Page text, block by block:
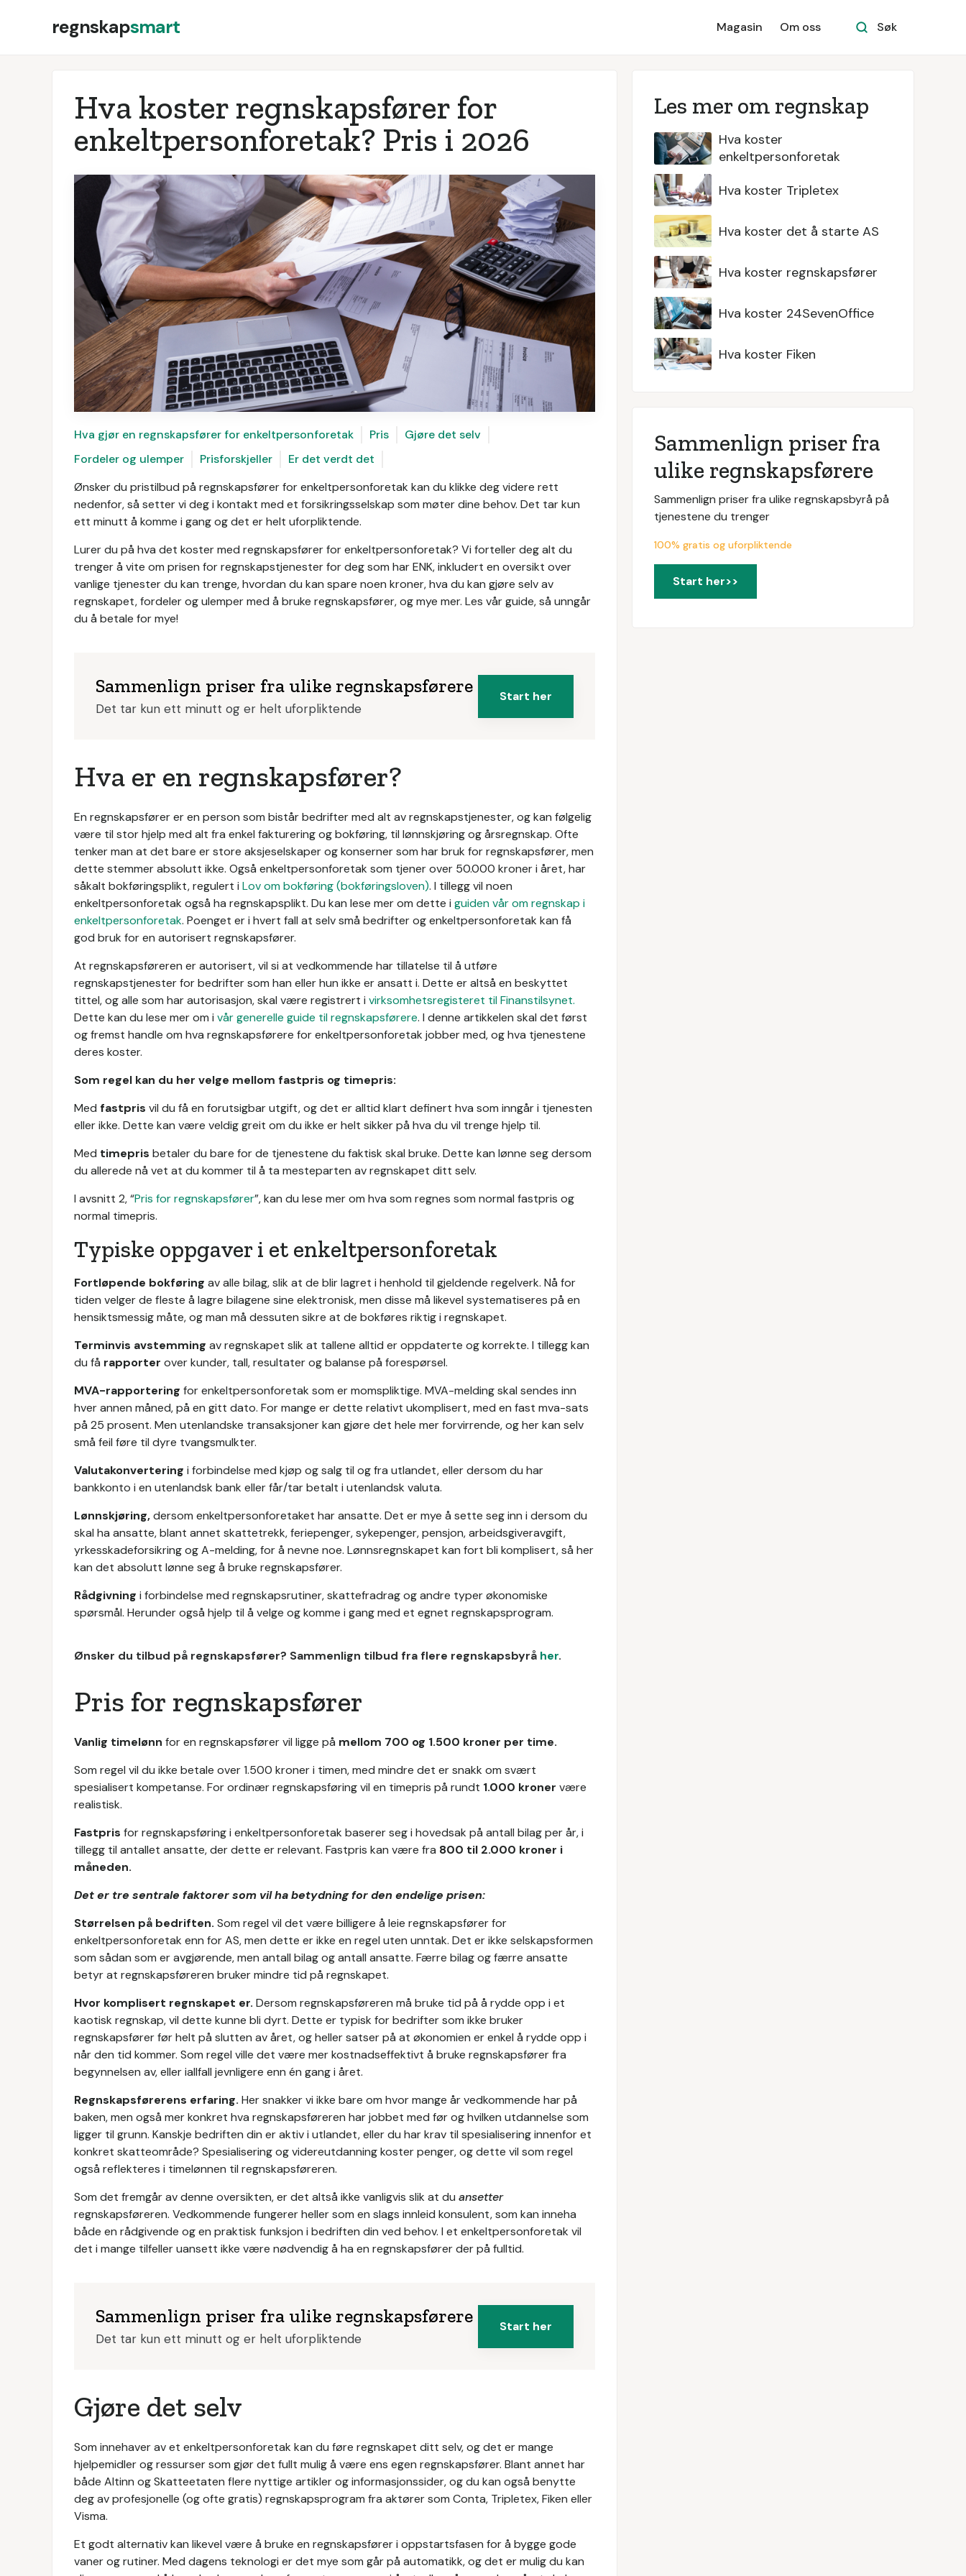
regnskapsmart Magasin Om oss Søk
Hva koster regnskapsfører for
enkeltpersonforetak? Pris i 2026
Hva gjør en regnskapsfører for enkeltpersonforetak Pris
Gjøre det selv
Fordeler og ulemper
Prisforskjeller
Er det verdt det
Ønsker du pristilbud på regnskapsfører for enkeltpersonforetak kan du klikke deg videre rett
nedenfor, så setter vi deg i kontakt med et forsikringsselskap som møter dine behov. Det tar kun
ett minutt å komme i gang og det er helt uforpliktende.
Lurer du på hva det koster med regnskapsfører for enkeltpersonforetak? Vi forteller deg alt du
trenger å vite om prisen for regnskapstjenester for deg som har ENK, inkludert en oversikt over
vanlige tjenester du kan trenge, hvordan du kan spare noen kroner, hva du kan gjøre selv av
regnskapet, fordeler og ulemper med å bruke regnskapsfører, og mye mer. Les vår guide, så unngår
du å betale for mye!
Sammenlign priser fra ulike regnskapsførere
Det tar kun ett minutt og er helt uforpliktende
Start her
Hva er en regnskapsfører?
En regnskapsfører er en person som bistår bedrifter med alt av regnskapstjenester, og kan følgelig
være til stor hjelp med alt fra enkel fakturering og bokføring, til lønnskjøring og årsregnskap. Ofte
tenker man at det bare er store aksjeselskaper og konserner som har bruk for regnskapsfører, men
dette stemmer absolutt ikke. Også enkeltpersonforetak som tjener over 50.000 kroner i året, har
såkalt bokføringsplikt, regulert i Lov om bokføring (bokføringsloven). I tillegg vil noen
enkeltpersonforetak også ha regnskapsplikt. Du kan lese mer om dette i guiden vår om regnskap i
enkeltpersonforetak. Poenget er i hvert fall at selv små bedrifter og enkeltpersonforetak kan få
god bruk for en autorisert regnskapsfører.
At regnskapsføreren er autorisert, vil si at vedkommende har tillatelse til å utføre
regnskapstjenester for bedrifter som han eller hun ikke er ansatt i. Dette er altså en beskyttet
tittel, og alle som har autorisasjon, skal være registrert i virksomhetsregisteret til Finanstilsynet.
Dette kan du lese mer om i vår generelle guide til regnskapsførere. I denne artikkelen skal det først
og fremst handle om hva regnskapsførere for enkeltpersonforetak jobber med, og hva tjenestene
deres koster.
Som regel kan du her velge mellom fastpris og timepris:
Med fastpris vil du få en forutsigbar utgift, og det er alltid klart definert hva som inngår i tjenesten
eller ikke. Dette kan være veldig greit om du ikke er helt sikker på hva du vil trenge hjelp til.
Med timepris betaler du bare for de tjenestene du faktisk skal bruke. Dette kan lønne seg dersom
du allerede nå vet at du kommer til å ta mesteparten av regnskapet ditt selv.
I avsnitt 2, “Pris for regnskapsfører”, kan du lese mer om hva som regnes som normal fastpris og
normal timepris.
Typiske oppgaver i et enkeltpersonforetak
Fortløpende bokføring av alle bilag, slik at de blir lagret i henhold til gjeldende regelverk. Nå for
tiden velger de fleste å lagre bilagene sine elektronisk, men disse må likevel systematiseres på en
hensiktsmessig måte, og man må dessuten sikre at de bokføres riktig i regnskapet.
Terminvis avstemming av regnskapet slik at tallene alltid er oppdaterte og korrekte. I tillegg kan
du få rapporter over kunder, tall, resultater og balanse på forespørsel.
MVA-rapportering for enkeltpersonforetak som er momspliktige. MVA-melding skal sendes inn
hver annen måned, på en gitt dato. For mange er dette relativt ukomplisert, med en fast mva-sats
på 25 prosent. Men utenlandske transaksjoner kan gjøre det hele mer forvirrende, og her kan selv
små feil føre til dyre tvangsmulkter.
Valutakonvertering i forbindelse med kjøp og salg til og fra utlandet, eller dersom du har
bankkonto i en utenlandsk bank eller får/tar betalt i utenlandsk valuta.
Lønnskjøring,dersom enkeltpersonforetaket har ansatte. Det er mye å sette seg inn i dersom du
skal ha ansatte, blant annet skattetrekk, feriepenger, sykepenger, pensjon, arbeidsgiveravgift,
yrkesskadeforsikring og A-melding, for å nevne noe. Lønnsregnskapet kan fort bli komplisert, så her
kan det absolutt lønne seg å bruke regnskapsfører.
Rådgivning i forbindelse med regnskapsrutiner, skattefradrag og andre typer økonomiske
spørsmål. Herunder også hjelp til å velge og komme i gang med et egnet regnskapsprogram.
Ønsker du tilbud på regnskapsfører? Sammenlign tilbud fra flere regnskapsbyrå her.
Pris for regnskapsfører
Vanlig timelønn for en regnskapsfører vil ligge på mellom 700 og 1.500 kroner per time.
Som regel vil du ikke betale over 1.500 kroner i timen, med mindre det er snakk om svært
spesialisert kompetanse. For ordinær regnskapsføring vil en timepris på rundt 1.000 kroner være
realistisk.
Fastpris for regnskapsføring i enkeltpersonforetak baserer seg i hovedsak på antall bilag per år, i
tillegg til antallet ansatte, der dette er relevant. Fastpris kan være fra 800 til 2.000 kroner i
måneden.
Det er tre sentrale faktorer som vil ha betydning for den endelige prisen:
Størrelsen på bedriften. Som regel vil det være billigere å leie regnskapsfører for
enkeltpersonforetak enn for AS, men dette er ikke en regel uten unntak. Det er ikke selskapsformen
som sådan som er avgjørende, men antall bilag og antall ansatte. Færre bilag og færre ansatte
betyr at regnskapsføreren bruker mindre tid på regnskapet.
Hvor komplisert regnskapet er. Dersom regnskapsføreren må bruke tid på å rydde opp i et
kaotisk regnskap, vil dette kunne bli dyrt. Dette er typisk for bedrifter som ikke bruker
regnskapsfører før helt på slutten av året, og heller satser på at økonomien er enkel å rydde opp i
når den tid kommer. Som regel ville det være mer kostnadseffektivt å bruke regnskapsfører fra
begynnelsen av, eller iallfall jevnligere enn én gang i året.
Regnskapsførerens erfaring. Her snakker vi ikke bare om hvor mange år vedkommende har på
baken, men også mer konkret hva regnskapsføreren har jobbet med før og hvilken utdannelse som
ligger til grunn. Kanskje bedriften din er aktiv i utlandet, eller du har krav til spesialisering innenfor et
konkret skatteområde? Spesialisering og videreutdanning koster penger, og dette vil som regel
også reflekteres i timelønnen til regnskapsføreren.
Som det fremgår av denne oversikten, er det altså ikke vanligvis slik at du ansetter
regnskapsføreren. Vedkommende fungerer heller som en slags innleid konsulent, som kan inneha
både en rådgivende og en praktisk funksjon i bedriften din ved behov. I et enkeltpersonforetak vil
det i mange tilfeller uansett ikke være nødvendig å ha en regnskapsfører der på fulltid.
Sammenlign priser fra ulike regnskapsførere
Det tar kun ett minutt og er helt uforpliktende
Start her
Gjøre det selv
Som innehaver av et enkeltpersonforetak kan du føre regnskapet ditt selv, og det er mange
hjelpemidler og ressurser som gjør det fullt mulig å være ens egen regnskapsfører. Blant annet har
både Altinn og Skatteetaten flere nyttige artikler og informasjonssider, og du kan også benytte
deg av profesjonelle (og ofte gratis) regnskapsprogram fra aktører som Conta, Tripletex, Fiken eller
Visma.
Et godt alternativ kan likevel være å bruke en regnskapsfører i oppstartsfasen for å bygge gode
vaner og rutiner. Med dagens teknologi er det mye som går på automatikk, og det er mulig du kan
Les mer om regnskap
Hva koster
enkeltpersonforetak
Hva koster Tripletex
Hva koster det å starte AS
Hva koster regnskapsfører
Hva koster 24SevenOffice
Hva koster Fiken
Sammenlign priser fra
ulike regnskapsførere
Sammenlign priser fra ulike regnskapsbyrå på
tjenestene du trenger
100% gratis og uforpliktende
Start her>>